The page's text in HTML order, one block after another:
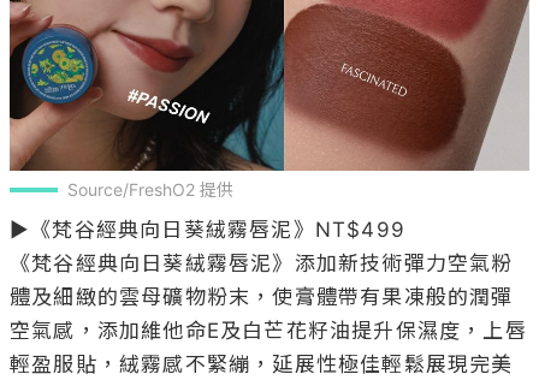
Source/FreshO2 提供
▶《梵谷經典向日葵絨霧唇泥》NT$499
《梵谷經典向日葵絨霧唇泥》添加新技術彈力空氣粉
體及細緻的雲母礦物粉末，使膏體帶有果凍般的潤彈
空氣感，添加維他命E及白芒花籽油提升保濕度，上唇
輕盈服貼，絨霧感不緊繃，延展性極佳輕鬆展現完美